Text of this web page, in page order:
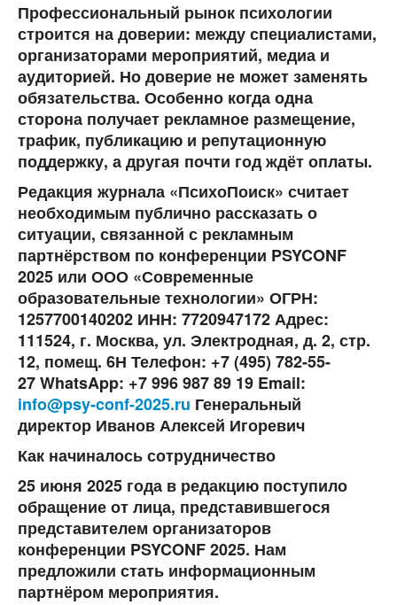
Профессиональный рынок психологии
строится на доверии: между специалистами,
организаторами мероприятий, медиа и
аудиторией. Но доверие не может заменять
обязательства. Особенно когда одна
сторона получает рекламное размещение,
трафик, публикацию и репутационную
поддержку, а другая почти год ждёт оплаты.
Редакция журнала «ПсихоПоиск» считает
необходимым публично рассказать о
ситуации, связанной с рекламным
партнёрством по конференции PSYCONF
2025 или ООО «Современные
образовательные технологии» ОГРН:
1257700140202 ИНН: 7720947172 Адрес:
111524, г. Москва, ул. Электродная, д. 2, стр.
12, помещ. 6Н Телефон: +7 (495) 782-55-
27 WhatsApp: +7 996 987 89 19 Email:
info@psy-conf-2025.ru Генеральный
директор Иванов Алексей Игоревич
Как начиналось сотрудничество
25 июня 2025 года в редакцию поступило
обращение от лица, представившегося
представителем организаторов
конференции PSYCONF 2025. Нам
предложили стать информационным
партнёром мероприятия.